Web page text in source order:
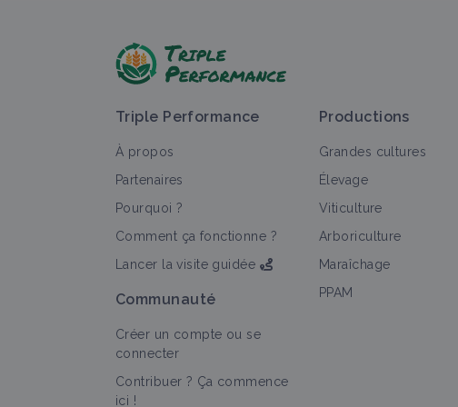
Tout
Triple Performance
À propos
Partenaires
Pourquoi ?
Comment ça fonctionne ?
Lancer la visite guidée
Communauté
Créer un compte ou se
connecter
Contribuer ? Ça commence
ici !
Productions
Grandes cultures
Élevage
Viticulture
Arboriculture
Maraîchage
PPAM